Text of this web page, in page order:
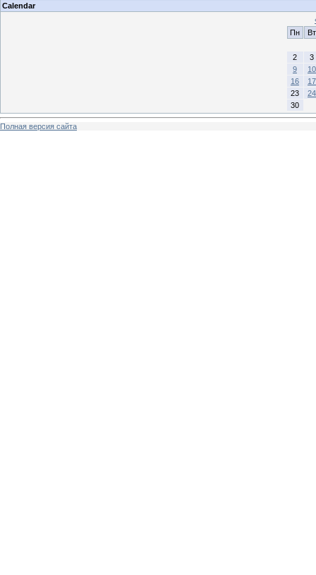
Calendar
Пн
Вт
2
3
9
10
16
17
23
24
30
Полная версия сайта